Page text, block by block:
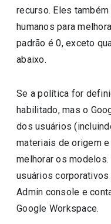
recurso. Eles
humanos para
padrão é 0, exceto
abaixo.
Se a política for
habilitado, mas o
dos usuários
materiais de origem
melhorar os
usuários
Admin console e
Google Workspace.